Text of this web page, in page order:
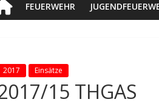
FEUERWEHR
2017 Einsätze
15 THGAS